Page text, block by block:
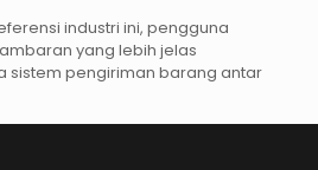
industri ini, pengguna
yang lebih jelas
sistem pengiriman barang antar